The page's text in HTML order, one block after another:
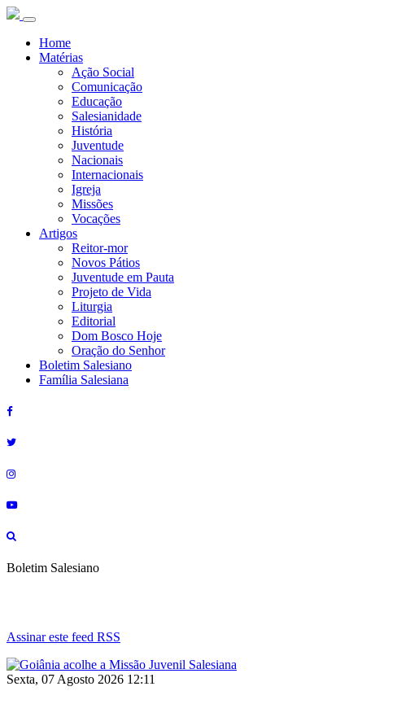
Home
Matérias
Ação Social
Comunicação
Educação
Salesianidade
História
Juventude
Nacionais
Internacionais
Igreja
Missões
Vocações
Artigos
Reitor-mor
Novos Pátios
Juventude em Pauta
Projeto de Vida
Liturgia
Editorial
Dom Bosco Hoje
Oração do Senhor
Boletim Salesiano
Família Salesiana
Boletim Salesiano
Assinar este feed RSS
Sexta, 07 Agosto 2026 12:11